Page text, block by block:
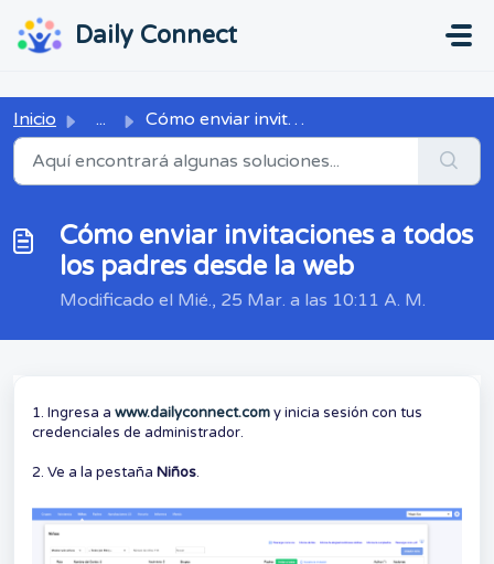
Daily Connect
Inicio ... Cómo enviar invitaciones a todos los padres desde la web
Cómo enviar invitaciones a todos
los padres desde la web
Modificado el Mié., 25 Mar. a las 10:11 A. M.
1. Ingresa a www.dailyconnect.comy inicia sesión con tus
credenciales de administrador.
2. Ve a la pestaña Niños.